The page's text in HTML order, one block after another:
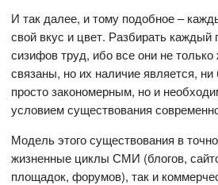
И так далее, и тому подобное –
свой вкус и цвет. Разбирать
сизифов труд, ибо все они не
связаны, но их наличие является,
просто закономерным, но и
условием существования
Модель этого существования в
жизненные циклы СМИ (блогов,
площадок, форумов), так и